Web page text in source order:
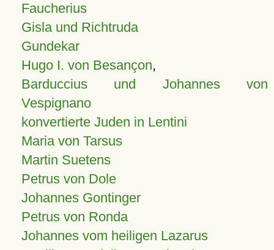
Faucherius
Gisla und Richtruda
Gundekar
Hugo I. von Besançon,
Barduccius und Johannes von
Vespignano
konvertierte Juden in Lentini
Maria von Tarsus
Martin Suetens
Petrus von Dole
Johannes Gontinger
Petrus von Ronda
Johannes vom heiligen Lazarus